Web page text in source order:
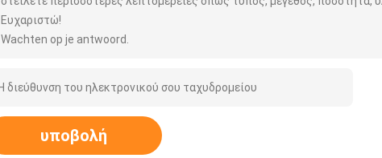
Ευχαριστώ!
Wachten op je antwoord.
υποβολή